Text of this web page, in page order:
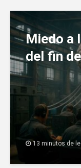
Miedo a
del fin
13 minutos de